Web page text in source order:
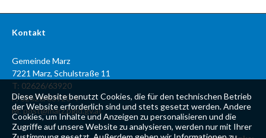
Diese Website benutzt Cookies, die für den technischen Betrieb
der Website erforderlich sind und stets gesetzt werden. Andere
Cookies, um Inhalte und Anzeigen zu personalisieren und die
Zugriffe auf unsere Website zu analysieren, werden nur mit Ihrer
Kontakt
Gemeinde Marz
7221 Marz, Schulstraße 11
T: 02626/63920
F: 02626/63920-4
M:post@marz.bgld.gv.at